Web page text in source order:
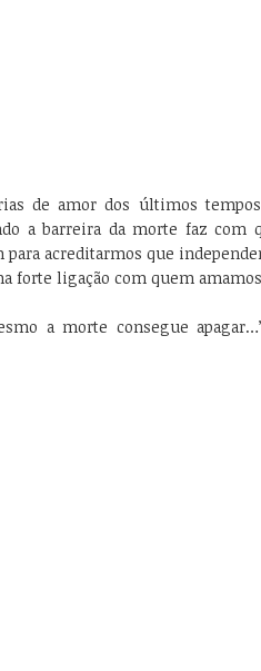
de amor dos últimos
a barreira da morte faz com
acreditarmos que
forte ligação com quem
a morte consegue